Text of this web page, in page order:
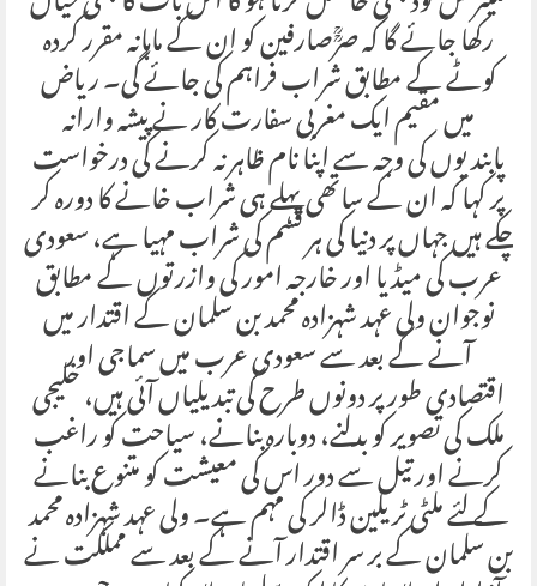
رکھا جائے گا کہ صرؒؒصارفین کو ان کے ماہانہ مقرر کردہ
کوٹے کے مطابق شراب فراہم کی جائے گی۔ ریاض
میں مقیم ایک مغربی سفارت کار نے پیشہ وارانہ
پابندیوں کی وجہ سے اپنا نام ظاہر نہ کرنے کی درخواست
پر کہا کہ ان کے ساتھی پہلے ہی شراب خانے کا دورہ کر
چکے ہیں جہاں پر دنیا کی ہر قسم کی شراب مہیا ہے، سعودی
عرب کی میڈیا اور خارجہ امور کی وازرتوں کے مطابق
نوجوان ولی عہد شہزادہ محمد بن سلمان کے اقتدار میں
آنے کے بعد سے سعودی عرب میں سماجی اور
اقتصادی طور پر دونوں طرح کی تبدیلیاں آئی ہیں، خلیجی
ملک کی تصویر کو بدلنے، دوبارہ بنانے، سیاحت کو راغب
کرنے اور تیل سے دور اس کی معیشت کو متنوع بنانے
کے لئے ملٹی ٹریلین ڈالر کی مہم ہے۔ ولی عہد شہزادہ محمد
بن سلمان کے بر سر اقتدار آنے کے بعد سے مملکت نے